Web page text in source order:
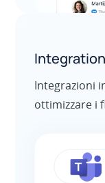
Integrazioni
ottimizzare i